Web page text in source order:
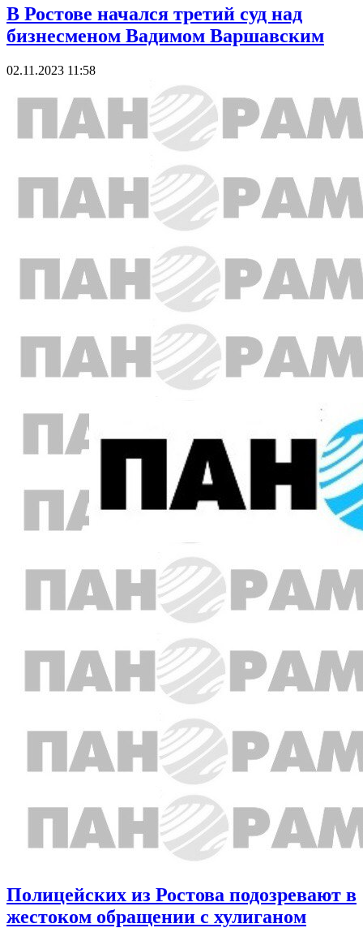
В Ростове начался третий суд над
бизнесменом Вадимом Варшавским
02.11.2023 11:58
Полицейских из Ростова подозревают в
жестоком обращении с хулиганом